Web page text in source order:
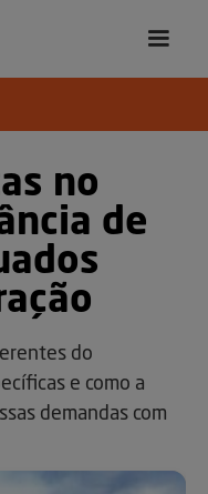
no
de
do
e como a
demandas com